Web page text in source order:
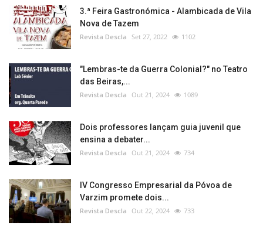
3.ª Feira Gastronómica - Alambicada de Vila
Nova de Tazem
Revista Descla Set 27, 2022 1102
"Lembras-te da Guerra Colonial?" no Teatro
das Beiras,...
Revista Descla Out 21, 2024 1089
Dois professores lançam guia juvenil que
ensina a debater...
Revista Descla Out 21, 2024 734
IV Congresso Empresarial da Póvoa de
Varzim promete dois...
Revista Descla Out 22, 2024 733